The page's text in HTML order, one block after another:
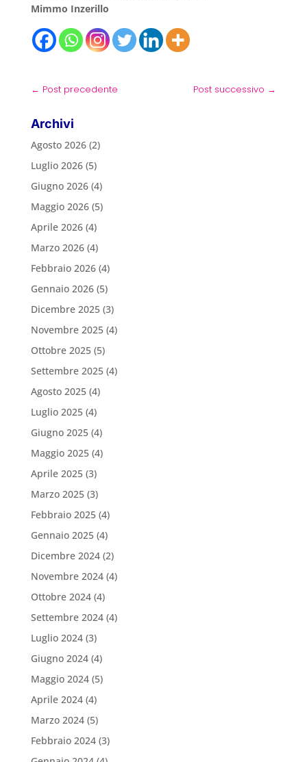
Mimmo Inzerillo
← Post precedente Post successivo →
Archivi
Agosto 2026(2)
Luglio 2026(5)
Giugno 2026(4)
Maggio 2026(5)
Aprile 2026(4)
Marzo 2026(4)
Febbraio 2026(4)
Gennaio 2026(5)
Dicembre 2025(3)
Novembre 2025(4)
Ottobre 2025(5)
Settembre 2025(4)
Agosto 2025(4)
Luglio 2025(4)
Giugno 2025(4)
Maggio 2025(4)
Aprile 2025(3)
Marzo 2025(3)
Febbraio 2025(4)
Gennaio 2025(4)
Dicembre 2024(2)
Novembre 2024(4)
Ottobre 2024(4)
Settembre 2024(4)
Luglio 2024(3)
Giugno 2024(4)
Maggio 2024(5)
Aprile 2024(4)
Marzo 2024(5)
Febbraio 2024(3)